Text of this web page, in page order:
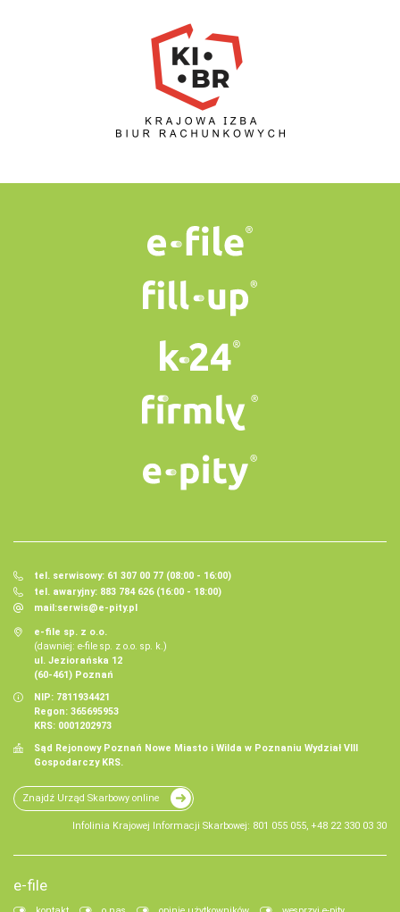
tel. serwisowy: 61 307 00 77 (08:00 - 16:00)
tel. awaryjny: 883 784 626 (16:00 - 18:00)
mail:serwis@e-pity.pl
e-file sp. z o.o.
(dawniej: e-file sp. z o.o. sp. k.)
ul. Jeziorańska 12
(60-461) Poznań
NIP: 7811934421
Regon: 365695953
KRS: 0001202973
Sąd Rejonowy Poznań Nowe Miasto i Wilda w Poznaniu Wydział VIII
Gospodarczy KRS.
Znajdź Urząd Skarbowy online
Infolinia Krajowej Informacji Skarbowej: 801 055 055, +48 22 330 03 30
e-file